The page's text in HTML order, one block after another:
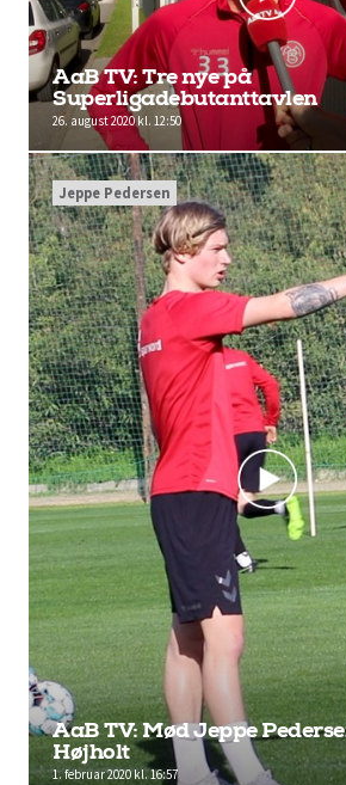
AaB TV: Tre nye på
Superligadebutanttavlen
26. august 2020 kl. 12:50
AaB TV: Mød Jeppe
Højholt
1. februar 2020 kl. 16:57
Jeppe Pedersen